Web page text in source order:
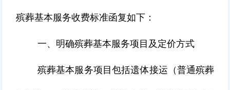
殡葬基本服务收费标准函复如下：
一、明确殡葬基本服务项目及定价方式
殡葬基本服务项目包括遗体接运（普通殡葬